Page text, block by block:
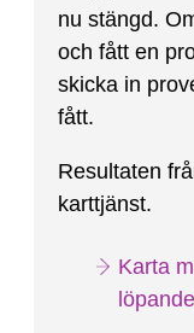
nu stängd.
och fått en
skicka in
fått.
Resultaten
karttjänst.
Karta